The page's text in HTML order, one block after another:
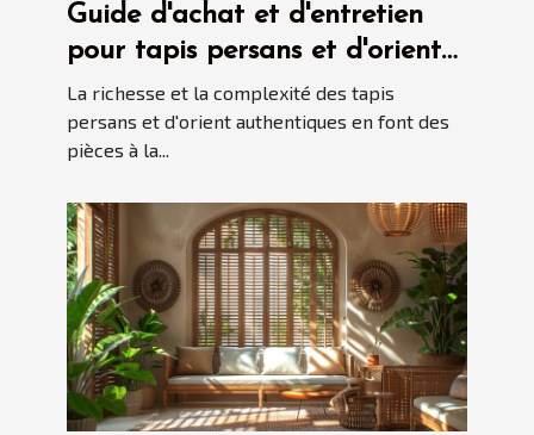
Guide d'achat et d'entretien
pour tapis persans et d'orient
authentiques
La richesse et la complexité des tapis
persans et d'orient authentiques en font des
pièces à la...